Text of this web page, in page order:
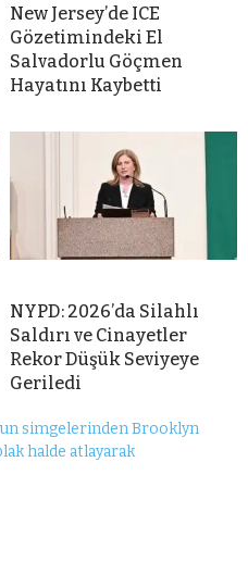
New Jersey’de ICE
Gözetimindeki El
Salvadorlu Göçmen
Hayatını Kaybetti
NYPD: 2026’da Silahlı
Saldırı ve Cinayetler
Rekor Düşük Seviyeye
Geriledi